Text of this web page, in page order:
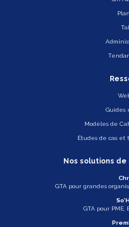
Guides
Modèles de
Études de cas et
Nos solutions
GTA pour grandes
GTA pour